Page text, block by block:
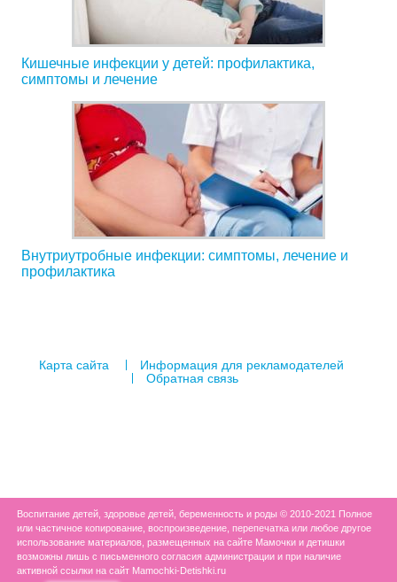
Кишечные инфекции у детей: профилактика,
симптомы и лечение
Внутриутробные инфекции: симптомы, лечение и
профилактика
Карта сайта
Информация для рекламодателей
Обратная связь
Воспитание детей, здоровье детей, беременность и роды © 2010-2021 Полное
или частичное копирование, воспроизведение, перепечатка или любое другое
использование материалов, размещенных на сайте Мамочки и детишки
возможны лишь с письменного согласия администрации и при наличие
активной ссылки на сайт Mamochki-Detishki.ru